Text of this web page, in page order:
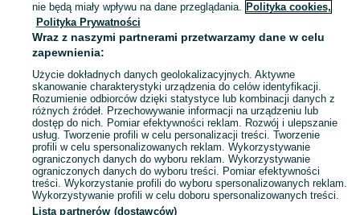
Mapa kategorii
Mapa miejscowości
Mapa ministron
Popularne wyszukiwania
nie będą miały wpływu na dane przeglądania. Polityka cookies,
Polityka Prywatności
Wraz z naszymi partnerami przetwarzamy dane w celu
zapewnienia:
Użycie dokładnych danych geolokalizacyjnych. Aktywne
skanowanie charakterystyki urządzenia do celów identyfikacji.
Rozumienie odbiorców dzięki statystyce lub kombinacji danych z
różnych źródeł. Przechowywanie informacji na urządzeniu lub
dostęp do nich. Pomiar efektywności reklam. Rozwój i ulepszanie
usług. Tworzenie profili w celu personalizacji treści. Tworzenie
profili w celu spersonalizowanych reklam. Wykorzystywanie
ograniczonych danych do wyboru reklam. Wykorzystywanie
ograniczonych danych do wyboru treści. Pomiar efektywności
treści. Wykorzystanie profili do wyboru spersonalizowanych reklam.
Wykorzystywanie profili w celu doboru spersonalizowanych treści.
Lista partnerów (dostawców)